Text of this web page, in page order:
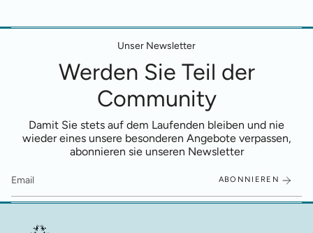
Unser Newsletter
Werden Sie Teil der
Community
Damit Sie stets auf dem Laufenden bleiben und nie
wieder eines unsere besonderen Angebote verpassen,
abonnieren sie unseren Newsletter
ABONNIEREN